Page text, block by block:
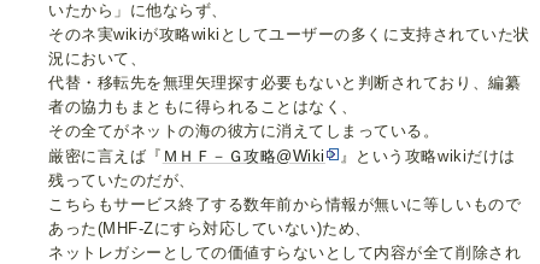
いたから」に他ならず、
そのネ実wikiが攻略wikiとしてユーザーの多くに支持されていた状
況において、
代替・移転先を無理矢理探す必要もないと判断されており、編纂
者の協力もまともに得られることはなく、
その全てがネットの海の彼方に消えてしまっている。
厳密に言えば『 ＭＨＦ－Ｇ攻略@Wiki
』という攻略wikiだけは
残っていたのだが、
こちらもサービス終了する数年前から情報が無いに等しいもので
あった(MHF-Zにすら対応していない)ため、
ネットレガシーとしての価値すらないとして内容が全て削除され